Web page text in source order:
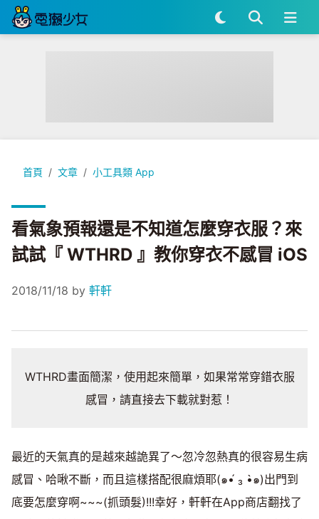
首頁 文章 小工具類 App
看氣象預報還是不知道怎麼穿衣服？來試試『 WTHRD 』教你
看氣象預報還是不知道怎麼穿衣服？來
試試『 WTHRD 』教你穿衣不感冒 iOS
2018/11/18 by 軒軒
WTHRD畫面簡潔，使用起來簡單，如果常常穿錯衣服
感冒，請直接去下載就對惹！
最近的天氣真的是越來越詭異了～忽冷忽熱真的很容易生病
感冒、哈啾不斷，而且這樣搭配很麻煩耶(๑•́ ₃ •̀๑)出門到
底要怎麼穿啊~~~(抓頭髮)!!!幸好，軒軒在App商店翻找了